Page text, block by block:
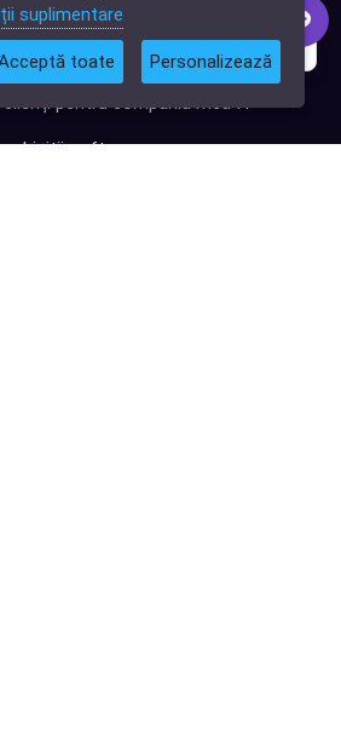
clienți pentru compania mea IT
software
suplimentare
toate Personalizează